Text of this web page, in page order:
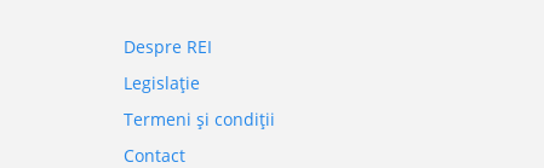
Despre REI
Legislaţie
Termeni şi condiţii
Contact